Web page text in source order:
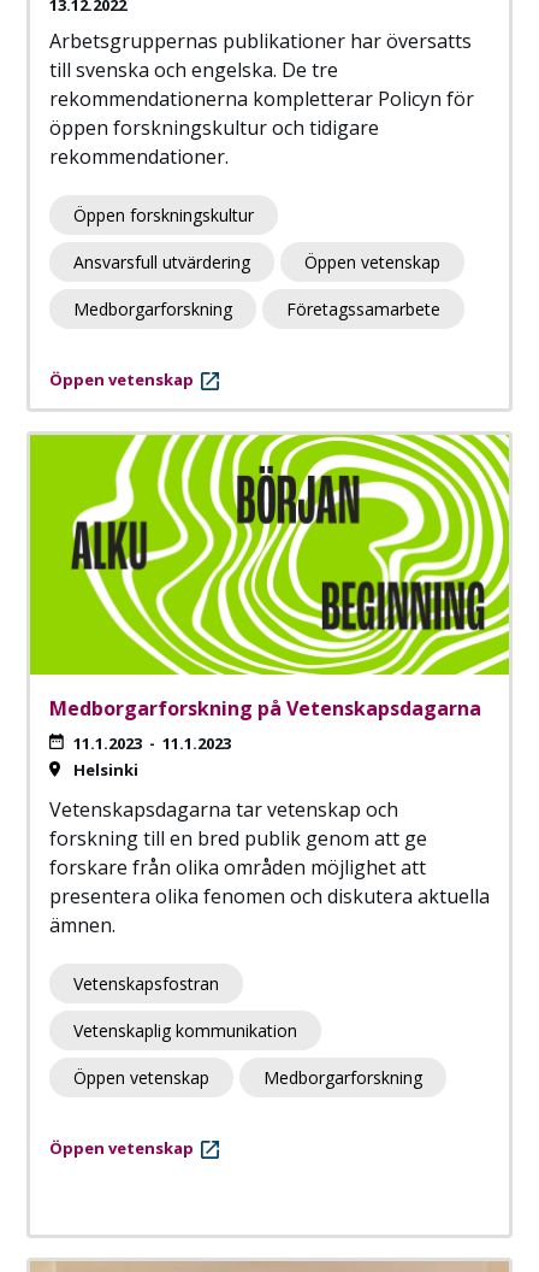
13.12.2022
Arbetsgruppernas publikationer har översatts
till svenska och engelska. De tre
rekommendationerna kompletterar Policyn för
öppen forskningskultur och tidigare
rekommendationer.
Öppen forskningskultur
Ansvarsfull utvärdering Öppen vetenskap
Medborgarforskning Företagssamarbete
Öppen vetenskap
Medborgarforskning på Vetenskapsdagarna
11.1.2023 - 11.1.2023
Helsinki
Vetenskapsdagarna tar vetenskap och
forskning till en bred publik genom att ge
forskare från olika områden möjlighet att
presentera olika fenomen och diskutera aktuella
ämnen.
Vetenskapsfostran
Vetenskaplig kommunikation
Öppen vetenskap Medborgarforskning
Öppen vetenskap